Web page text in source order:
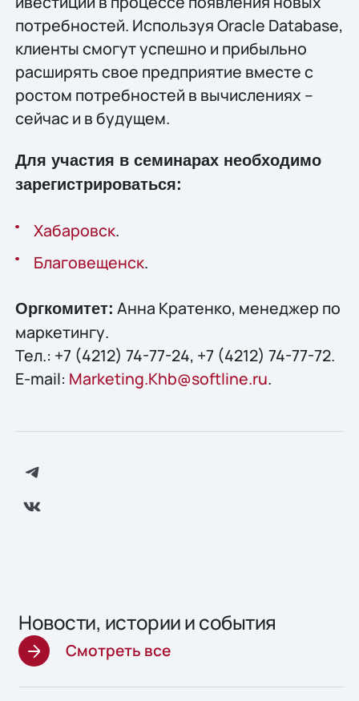
потребностей. Используя Oracle Database,
клиенты смогут успешно и прибыльно
расширять свое предприятие вместе с
ростом потребностей в вычислениях –
сейчас и в будущем.
Для участия в семинарах необходимо
зарегистрироваться:
Хабаровск.
Благовещенск.
Оргкомитет: Анна Кратенко, менеджер по
маркетингу.
Тел.: +7 (4212) 74-77-24, +7 (4212) 74-77-72.
E-mail: Marketing.Khb@softline.ru.
Новости, истории и события
Смотреть все